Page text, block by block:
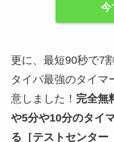
更に、最短90秒で7
タイパ最強のタイマ
意しました！ 完全無
や5分や10分のタイ
る ［テストセンター